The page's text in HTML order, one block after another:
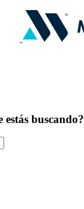
estás buscando?